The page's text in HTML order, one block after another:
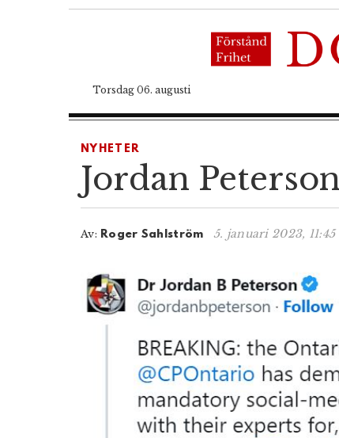
Torsdag 06. augusti
NYHETER
Jordan
Av: Roger Sahlström 5. januari 2023, 11:45